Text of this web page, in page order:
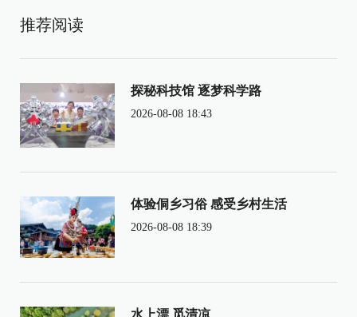
推荐阅读
探秘科技馆 逐梦科学路
2026-08-08 18:43
体验侗乡习俗 感受乡村生活
2026-08-08 18:39